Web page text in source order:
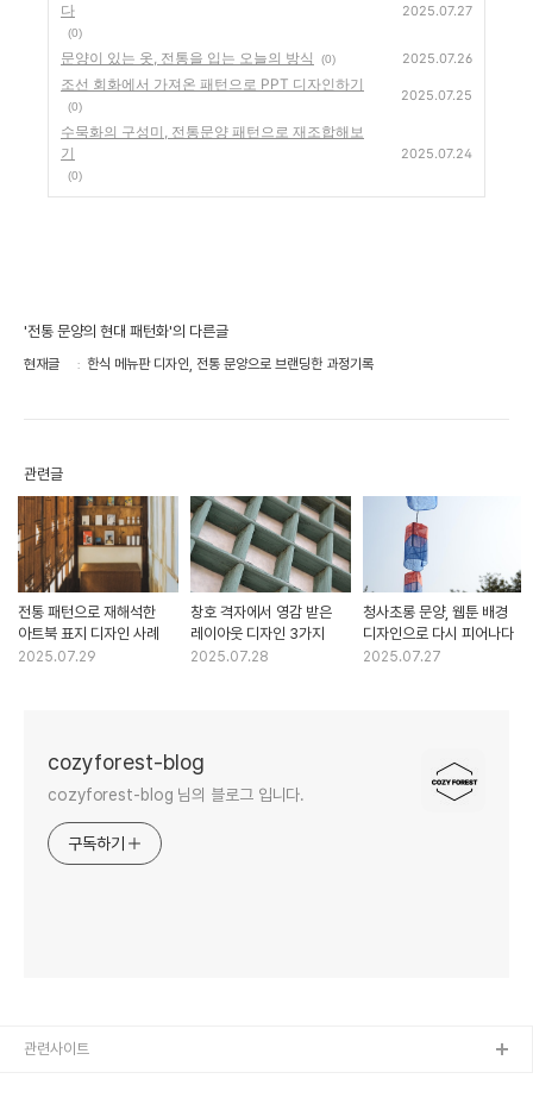
다
(0)
2025.07.27
문양이 있는 옷, 전통을 입는 오늘의 방식 (0) 2025.07.26
조선 회화에서 가져온 패턴으로 PPT 디자인하기
(0)
2025.07.25
수묵화의 구성미, 전통문양 패턴으로 재조합해보
기
(0)
2025.07.24
'전통 문양의 현대 패턴화'의 다른글
현재글 한식 메뉴판 디자인, 전통 문양으로 브랜딩한 과정기록
관련글
전통 패턴으로 재해석한
아트북 표지 디자인 사례
2025.07.29
창호 격자에서 영감 받은
레이아웃 디자인 3가지
2025.07.28
청사초롱 문양, 웹툰 배경
디자인으로 다시 피어나다
2025.07.27
cozyforest-blog
cozyforest-blog 님의 블로그 입니다.
구독하기
관련사이트